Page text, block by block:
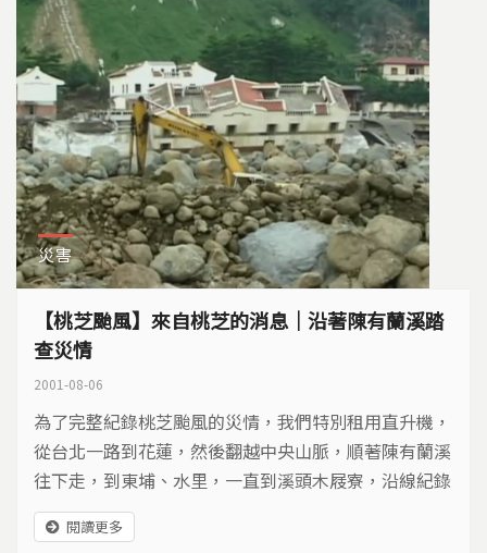
災害
【桃芝颱風】來自桃芝的消息｜沿著陳有蘭溪踏
查災情
2001-08-06
為了完整紀錄桃芝颱風的災情，我們特別租用直升機，
從台北一路到花蓮，然後翻越中央山脈，順著陳有蘭溪
往下走，到東埔、水里，一直到溪頭木屐寮，沿線紀錄
和呈現桃芝颱風所造成的破壞和災情狀況。 當我們搭
乘直升機進入到新中橫公路的上空，從飛機上往下看，
閱讀更多